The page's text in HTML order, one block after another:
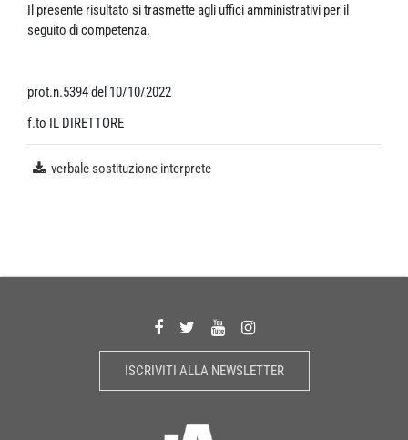
Il presente risultato si trasmette agli uffici amministrativi per il
seguito di competenza.
prot.n.5394 del 10/10/2022
f.to IL DIRETTORE
verbale sostituzione interprete
ISCRIVITI ALLA NEWSLETTER